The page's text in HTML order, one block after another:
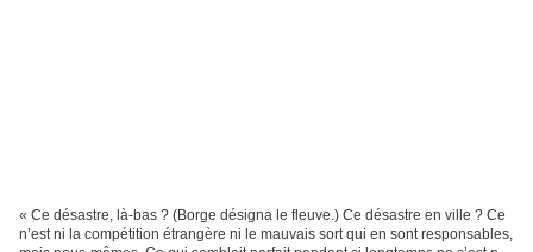
« Ce désastre, là-bas ? (Borge désigna le fleuve.) Ce désastre en ville ? Ce
n’est ni la compétition étrangère ni le mauvais sort qui en sont responsables,